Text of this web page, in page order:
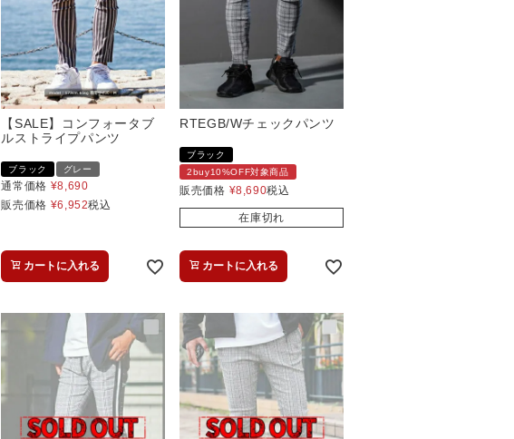
【SALE】コンフォータブ
ルストライプパンツ
ブラック グレー
通常価格 ¥8,690
販売価格 ¥6,952税込
カートに入れる
RTEGB/Wチェックパンツ
ブラック
2buy10%OFF対象商品
販売価格 ¥8,690税込
在庫切れ
カートに入れる